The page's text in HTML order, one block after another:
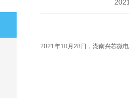
2021年10月28日，湖南兴芯微